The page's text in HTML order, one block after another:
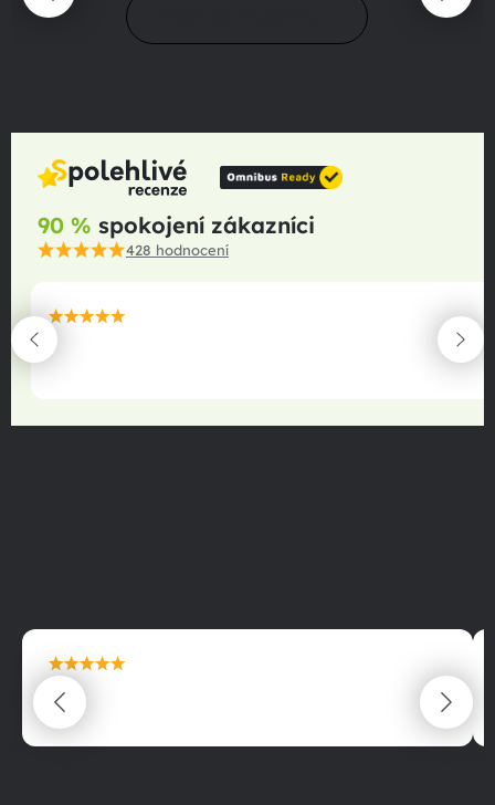
90 % spokojení zákazníci
428 hodnocení
maximální spokojenost
22.06.2025
maximální spokojenost
22.06.2025